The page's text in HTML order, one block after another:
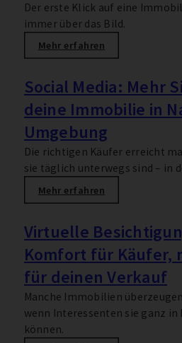
Der erste Klick auf eine
immer über das Bild.
Mehr erfahren
Social Media: Mehr
deine Immobilie in
Umgebung
Die richtigen Käufer erreicht
sie täglich unterwegs sind – in
Mehr erfahren
Virtuelle
Komfort für Käufer,
für deinen Verkauf
Manche Immobilien
wenn Interessenten sie ganz
können.